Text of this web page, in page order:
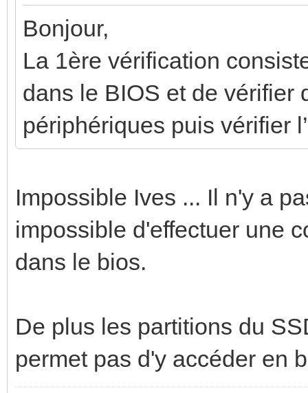
Bonjour,
La 1ère vérification
dans le BIOS et de vérifier
périphériques puis vérifier
Impossible Ives ... Il n'y a
impossible d'effectuer une
dans le bios.
De plus les partitions du
permet pas d'y accéder en